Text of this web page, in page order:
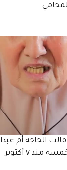
الحاجة أم
منذ ٧ أكتوبر